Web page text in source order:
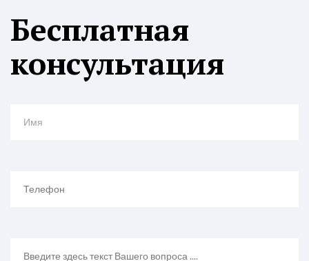
Бесплатная
консультация
Имя